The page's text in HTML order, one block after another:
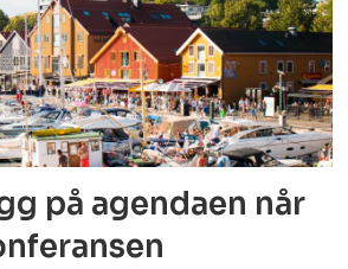
på agendaen når